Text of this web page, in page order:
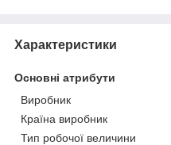
Характеристики
Основні атрибути
Виробник
Країна виробник
Тип робочої величини